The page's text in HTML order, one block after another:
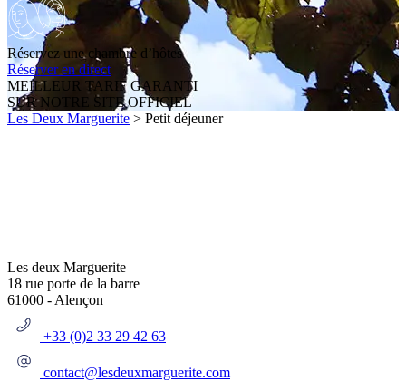
Réservez une chambre d’hôtes
Réserver en direct
MEILLEUR TARIF GARANTI
SUR NOTRE SITE OFFICIEL
Les Deux Marguerite > Petit déjeuner
Les deux Marguerite
18 rue porte de la barre
61000 - Alençon
+33 (0)2 33 29 42 63
contact@lesdeuxmarguerite.com